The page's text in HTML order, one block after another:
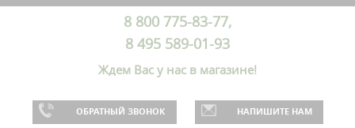
8 800 775-83-77,
8 495 589-01-93
Ждем Вас у нас в магазине!
ОБРАТНЫЙ ЗВОНОК НАПИШИТЕ НАМ